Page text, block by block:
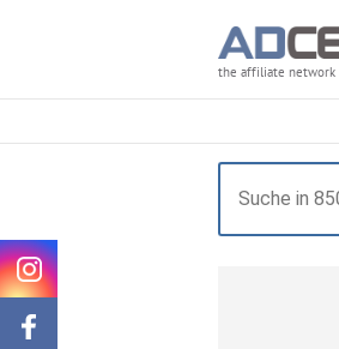
the affiliate network